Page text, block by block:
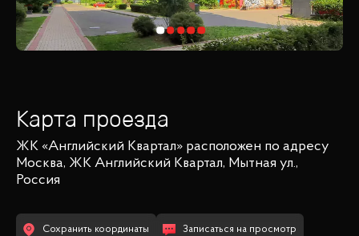
Карта проезда
ЖК «Английский Квартал» расположен по адресу
Москва, ЖК Английский Квартал, Мытная ул.,
Россия
Сохранить координаты Записаться на просмотр